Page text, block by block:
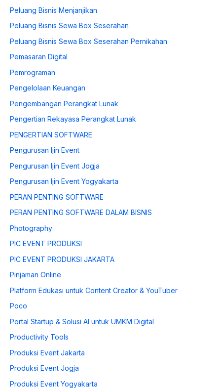
Peluang Bisnis Menjanjikan
Peluang Bisnis Sewa Box Seserahan
Peluang Bisnis Sewa Box Seserahan Pernikahan
Pemasaran Digital
Pemrograman
Pengelolaan Keuangan
Pengembangan Perangkat Lunak
Pengertian Rekayasa Perangkat Lunak
PENGERTIAN SOFTWARE
Pengurusan Ijin Event
Pengurusan Ijin Event Jogja
Pengurusan Ijin Event Yogyakarta
PERAN PENTING SOFTWARE
PERAN PENTING SOFTWARE DALAM BISNIS
Photography
PIC EVENT PRODUKSI
PIC EVENT PRODUKSI JAKARTA
Pinjaman Online
Platform Edukasi untuk Content Creator & YouTuber
Poco
Portal Startup & Solusi AI untuk UMKM Digital
Productivity Tools
Produksi Event Jakarta
Produksi Event Jogja
Produksi Event Yogyakarta